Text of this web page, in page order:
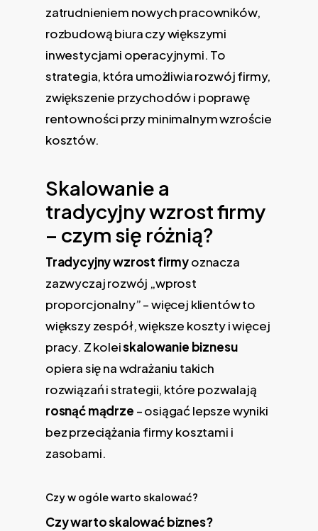
zatrudnieniem nowych pracowników,
rozbudową biura czy większymi
inwestycjami operacyjnymi. To
strategia, która umożliwia rozwój firmy,
zwiększenie przychodów i poprawę
rentowności przy minimalnym wzroście
kosztów.
Skalowanie a
tradycyjny wzrost firmy
– czym się różnią?
Tradycyjny wzrost firmyoznacza
zazwyczaj rozwój „wprost
proporcjonalny” – więcej klientów to
większy zespół, większe koszty i więcej
pracy. Z koleiskalowanie biznesu
opiera się na wdrażaniu takich
rozwiązań i strategii, które pozwalają
rosnąć mądrze – osiągać lepsze wyniki
bez przeciążania firmy kosztami i
zasobami.
Czy w ogóle warto skalować?
Czy warto skalować biznes?